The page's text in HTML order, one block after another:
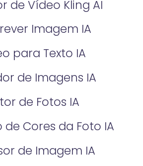
de Vídeo Kling AI
Imagem IA
para Texto IA
de Imagens IA
de Fotos IA
Cores da Foto IA​
de Imagem IA